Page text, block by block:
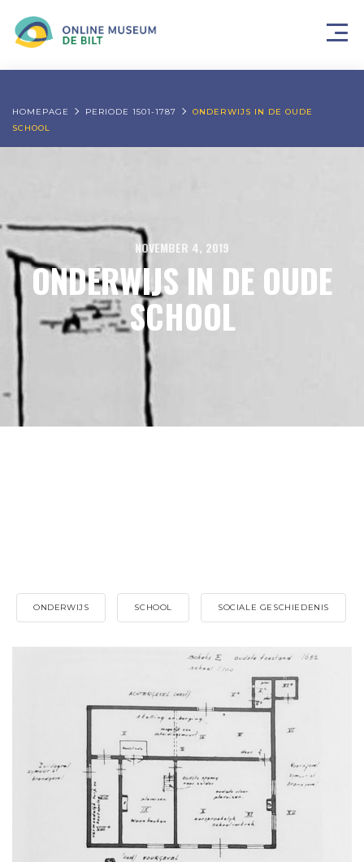
HOMEPAGE PERIODE 1501-1787
ONDERWIJS IN DE OUDE
SCHOOL
NOVEMBER 4, 2019
ONDERWIJS IN DE OUDE
SCHOOL
ONDERWIJS SCHOOL SOCIALE GESCHIEDENIS